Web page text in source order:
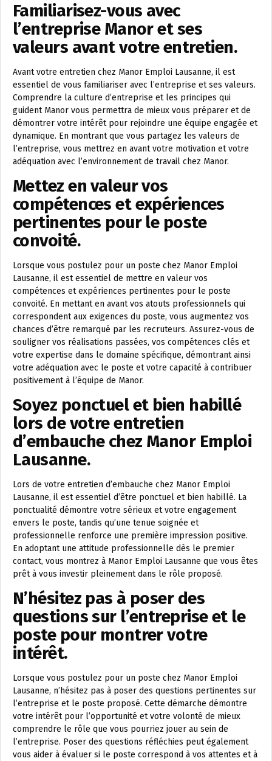
Familiarisez-vous avec
l’entreprise Manor et ses
valeurs avant votre entretien.
Avant votre entretien chez Manor Emploi Lausanne, il est
essentiel de vous familiariser avec l’entreprise et ses valeurs.
Comprendre la culture d’entreprise et les principes qui
guident Manor vous permettra de mieux vous préparer et de
démontrer votre intérêt pour rejoindre une équipe engagée et
dynamique. En montrant que vous partagez les valeurs de
l’entreprise, vous mettrez en avant votre motivation et votre
adéquation avec l’environnement de travail chez Manor.
Mettez en valeur vos
compétences et expériences
pertinentes pour le poste
convoité.
Lorsque vous postulez pour un poste chez Manor Emploi
Lausanne, il est essentiel de mettre en valeur vos
compétences et expériences pertinentes pour le poste
convoité. En mettant en avant vos atouts professionnels qui
correspondent aux exigences du poste, vous augmentez vos
chances d’être remarqué par les recruteurs. Assurez-vous de
souligner vos réalisations passées, vos compétences clés et
votre expertise dans le domaine spécifique, démontrant ainsi
votre adéquation avec le poste et votre capacité à contribuer
positivement à l’équipe de Manor.
Soyez ponctuel et bien habillé
lors de votre entretien
d’embauche chez Manor Emploi
Lausanne.
Lors de votre entretien d’embauche chez Manor Emploi
Lausanne, il est essentiel d’être ponctuel et bien habillé. La
ponctualité démontre votre sérieux et votre engagement
envers le poste, tandis qu’une tenue soignée et
professionnelle renforce une première impression positive.
En adoptant une attitude professionnelle dès le premier
contact, vous montrez à Manor Emploi Lausanne que vous êtes
prêt à vous investir pleinement dans le rôle proposé.
N’hésitez pas à poser des
questions sur l’entreprise et le
poste pour montrer votre
intérêt.
Lorsque vous postulez pour un poste chez Manor Emploi
Lausanne, n’hésitez pas à poser des questions pertinentes sur
l’entreprise et le poste proposé. Cette démarche démontre
votre intérêt pour l’opportunité et votre volonté de mieux
comprendre le rôle que vous pourriez jouer au sein de
l’entreprise. Poser des questions réfléchies peut également
vous aider à évaluer si le poste correspond à vos attentes et à